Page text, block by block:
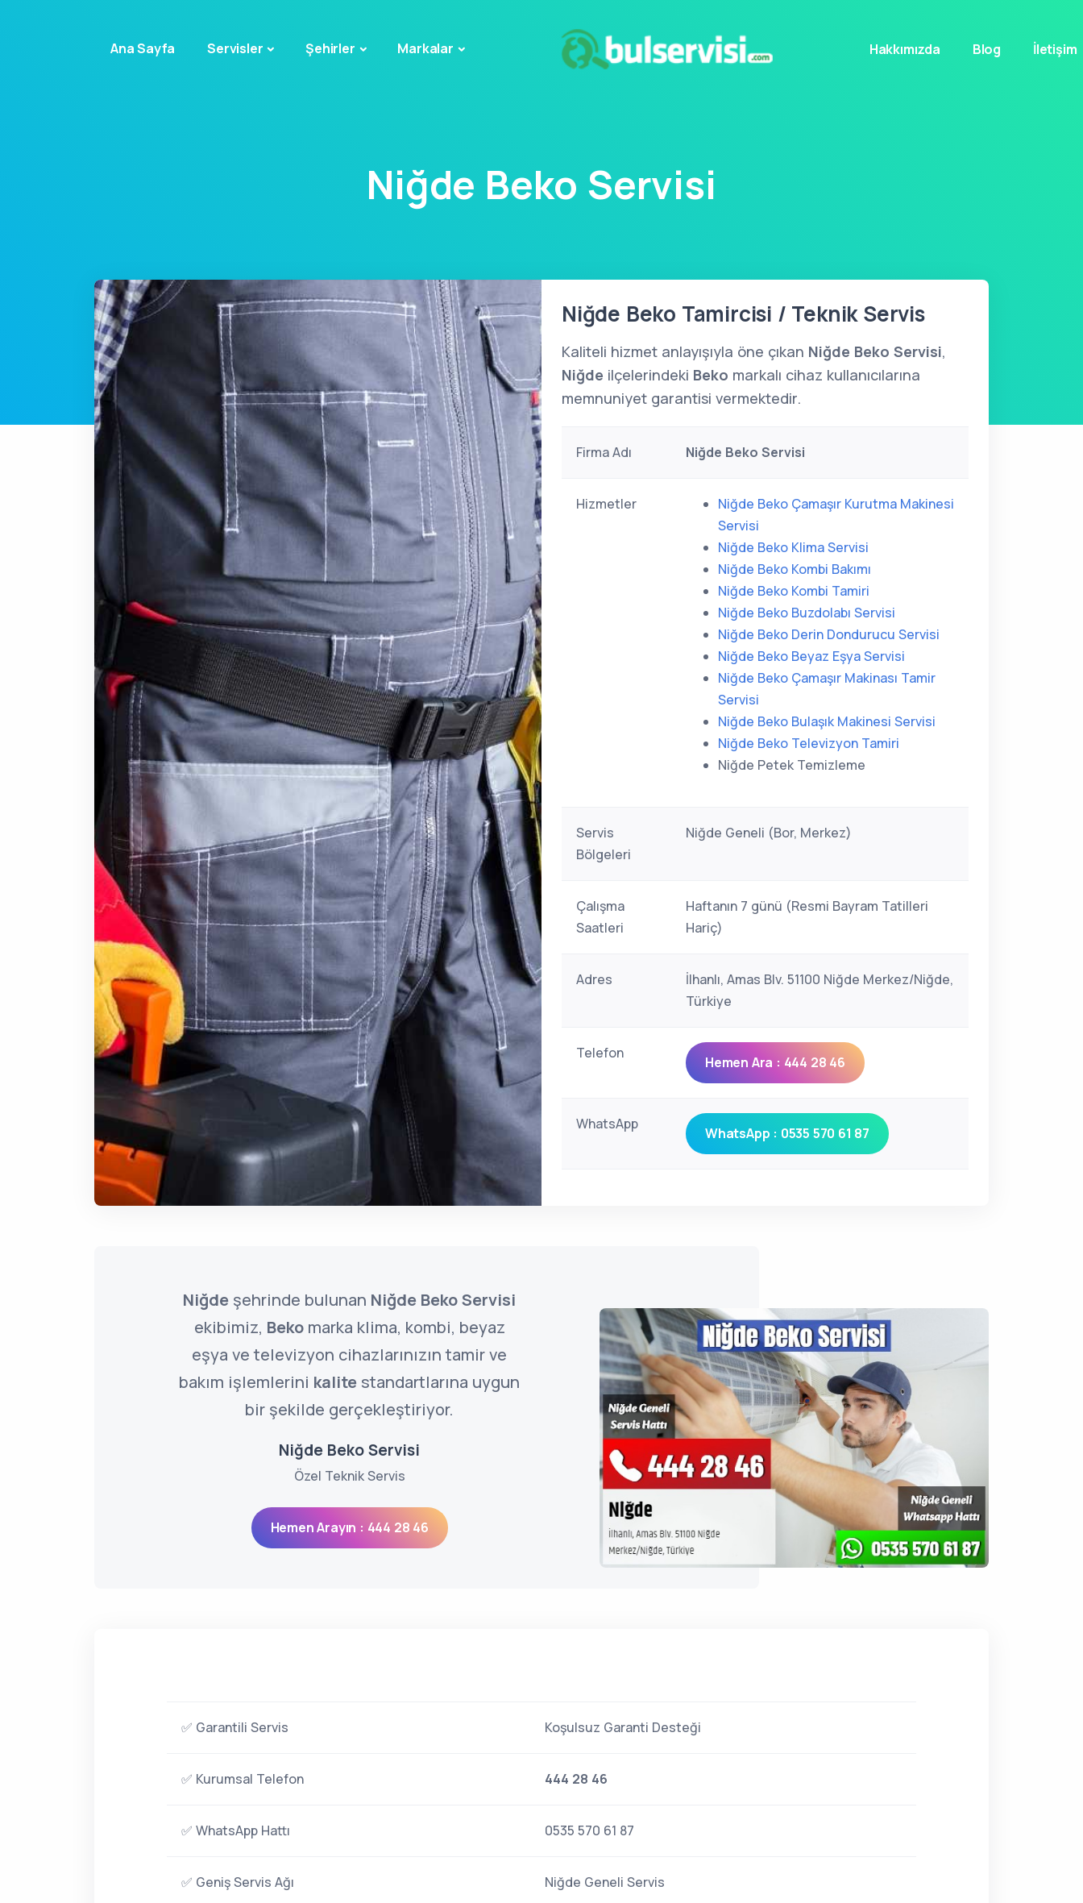
Ana Sayfa Servisler Şehirler Markalar Hakkımızda Blog İletişim
Niğde Beko Servisi
Niğde Beko Tamircisi / Teknik Servis
Kaliteli hizmet anlayışıyla öne çıkan Niğde Beko Servisi,
Niğde ilçelerindeki Beko markalı cihaz kullanıcılarına
memnuniyet garantisi vermektedir.
Firma Adı Niğde Beko Servisi
Hizmetler
Niğde Beko Çamaşır Kurutma Makinesi
Servisi
Niğde Beko Klima Servisi
Niğde Beko Kombi Bakımı
Niğde Beko Kombi Tamiri
Niğde Beko Buzdolabı Servisi
Niğde Beko Derin Dondurucu Servisi
Niğde Beko Beyaz Eşya Servisi
Niğde Beko Çamaşır Makinası Tamir
Servisi
Niğde Beko Bulaşık Makinesi Servisi
Niğde Beko Televizyon Tamiri
Niğde Petek Temizleme
Servis
Bölgeleri
Niğde Geneli (Bor, Merkez)
Çalışma
Saatleri
Haftanın 7 günü (Resmi Bayram Tatilleri
Hariç)
Adres
İlhanlı, Amas Blv. 51100 Niğde Merkez/Niğde,
Türkiye
Telefon
Hemen Ara : 444 28 46
WhatsApp
WhatsApp : 0535 570 61 87
Niğde şehrinde bulunan Niğde Beko Servisi
ekibimiz, Bekomarka klima, kombi, beyaz
eşya ve televizyon cihazlarınızın tamir ve
bakım işlemlerini kalite standartlarına uygun
bir şekilde gerçekleştiriyor.
Niğde Beko Servisi
Özel Teknik Servis
Hemen Arayın : 444 28 46
✅ Garantili Servis Koşulsuz Garanti Desteği
✅ Kurumsal Telefon 444 28 46
✅ WhatsApp Hattı 0535 570 61 87
✅ Geniş Servis Ağı Niğde Geneli Servis